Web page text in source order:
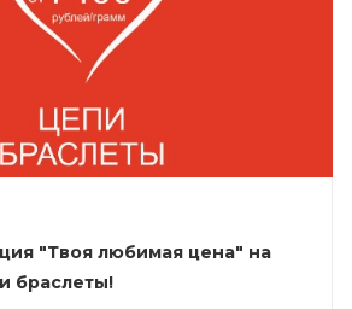
"Твоя любимая цена" на
браслеты!